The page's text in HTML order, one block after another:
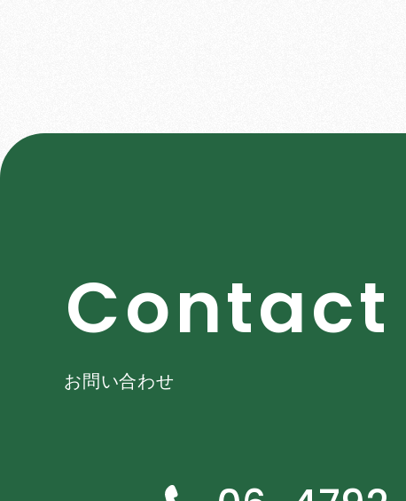
Contact
お問い合わせ